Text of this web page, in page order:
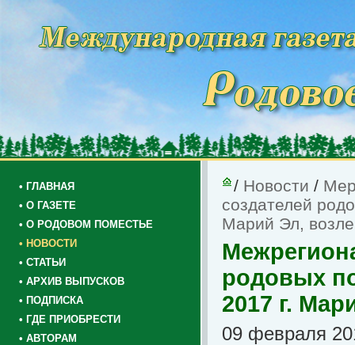
• ГЛАВНАЯ
• О ГАЗЕТЕ
• О РОДОВОМ ПОМЕСТЬЕ
• НОВОСТИ
• СТАТЬИ
• АРХИВ ВЫПУСКОВ
• ПОДПИСКА
• ГДЕ ПРИОБРЕСТИ
• АВТОРАМ
/ Новости /
создателей
Марий Эл,
родовых
2017 г.
09 февраля